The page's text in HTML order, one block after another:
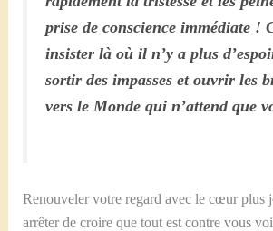
prise de conscience immédiate !
insister là où il n’y a plus
sortir des impasses et ouvrir les
vers le Monde qui n’attend que
Renouveler votre regard avec le cœur plus
arrêter de croire que tout est contre vous